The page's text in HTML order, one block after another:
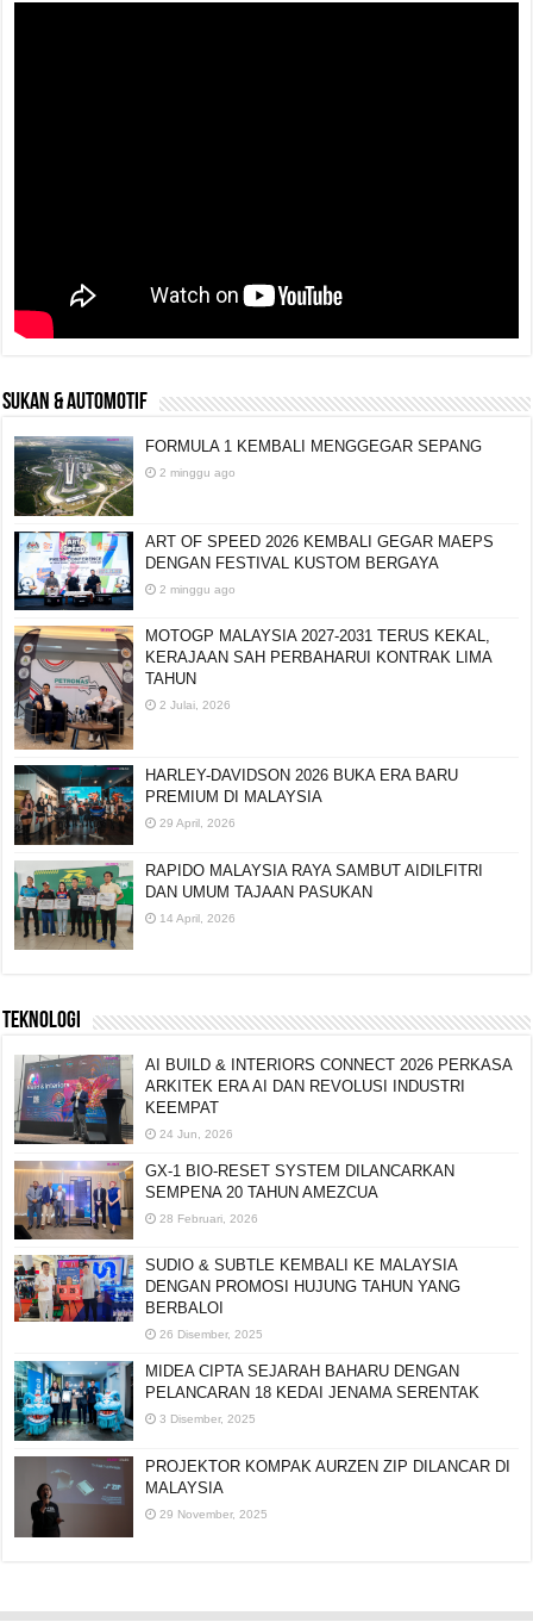
SUKAN & AUTOMOTIF
FORMULA 1 KEMBALI MENGGEGAR SEPANG
2 minggu ago
ART OF SPEED 2026 KEMBALI GEGAR MAEPS
DENGAN FESTIVAL KUSTOM BERGAYA
2 minggu ago
MOTOGP MALAYSIA 2027-2031 TERUS KEKAL,
KERAJAAN SAH PERBAHARUI KONTRAK LIMA
TAHUN
2 Julai, 2026
HARLEY-DAVIDSON 2026 BUKA ERA BARU
PREMIUM DI MALAYSIA
29 April, 2026
RAPIDO MALAYSIA RAYA SAMBUT AIDILFITRI
DAN UMUM TAJAAN PASUKAN
14 April, 2026
TEKNOLOGI
AI BUILD & INTERIORS CONNECT 2026 PERKASA
ARKITEK ERA AI DAN REVOLUSI INDUSTRI
KEEMPAT
24 Jun, 2026
GX-1 BIO-RESET SYSTEM DILANCARKAN
SEMPENA 20 TAHUN AMEZCUA
28 Februari, 2026
SUDIO & SUBTLE KEMBALI KE MALAYSIA
DENGAN PROMOSI HUJUNG TAHUN YANG
BERBALOI
26 Disember, 2025
MIDEA CIPTA SEJARAH BAHARU DENGAN
PELANCARAN 18 KEDAI JENAMA SERENTAK
3 Disember, 2025
PROJEKTOR KOMPAK AURZEN ZIP DILANCAR DI
MALAYSIA
29 November, 2025